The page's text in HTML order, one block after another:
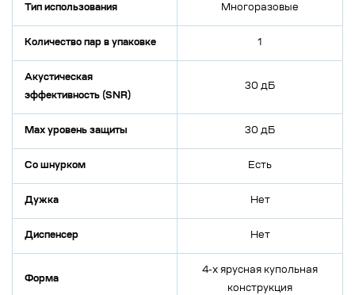
Тип использования Многоразовые
Количество пар в упаковке 1
Акустическая
эффективность (SNR)
30 дБ
Max уровень защиты 30 дБ
Со шнурком Есть
Дужка Нет
Диспенсер Нет
Форма
4-х ярусная купольная
конструкция